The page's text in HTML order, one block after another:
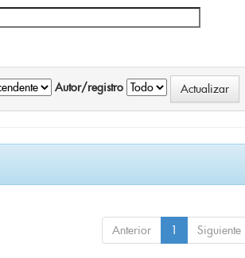
Autor/registro
Anterior 1 Siguiente